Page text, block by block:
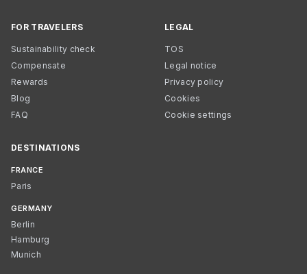
FOR TRAVELERS
Sustainability check
Compensate
Rewards
Blog
FAQ
LEGAL
TOS
Legal notice
Privacy policy
Cookies
Cookie settings
DESTINATIONS
FRANCE
Paris
GERMANY
Berlin
Hamburg
Munich